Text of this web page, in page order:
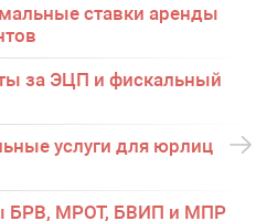
ставки аренды
за ЭЦП и фискальный
услуги для юрлиц
БРВ, МРОТ, БВИП и МПР